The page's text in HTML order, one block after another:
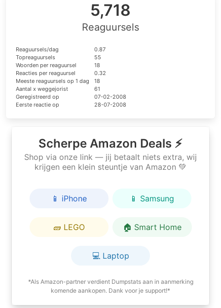
5,718
Reaguursels
Reaguursels/dag
0.87
Topreaguursels
55
Woorden per reaguursel
18
Reacties per reaguursel
0.32
Meeste reaguursels op 1 dag
18
Aantal x weggejorist
61
Geregistreerd op
07-02-2008
Eerste reactie op
28-07-2008
Scherpe Amazon Deals ⚡
Shop via onze link — jij betaalt niets extra, wij
krijgen een klein steuntje van Amazon 💚
📱 iPhone 📱 Samsung
🧱 LEGO 🏠 Smart Home
💻 Laptop
*Als Amazon-partner verdient Dumpstats aan in aanmerking
komende aankopen. Dank voor je support!*